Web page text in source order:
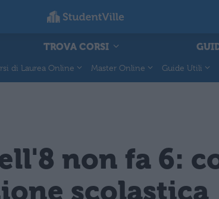
TROVA CORSI
di Laurea Online Master Online Guide Utili
non fa 6:
scolastica